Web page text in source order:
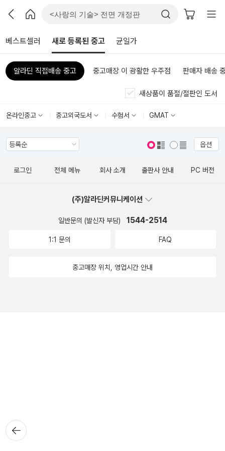
베스트셀러 새로 등록된 중고 균일가
알라딘 직접배송 중고 중고매장 이 광활한 우주점 판매자 배송
새상품이 품절/절판인 도서
온라인중고 중고외국도서 수험서 GMAT
옵션
뒤로가
기
로그인 전체 메뉴 회사 소개 출판사 안내 PC 버전
(주)알라딘커뮤니케이션
일반문의 (발신자 부담) 1544-2514
1:1 문의 FAQ
중고매장 위치, 영업시간 안내